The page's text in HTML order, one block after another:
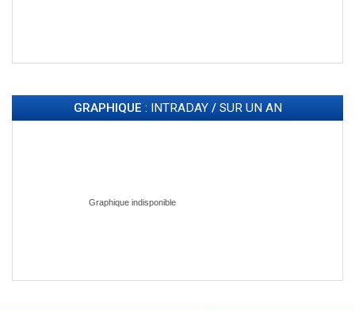
GRAPHIQUE : INTRADAY/ SUR UN AN